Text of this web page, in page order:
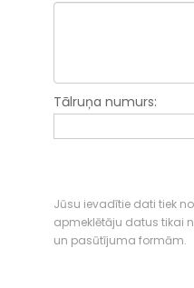
Tālruņa numurs:
Jūsu ievadītie dati tiek
apmeklētāju datus tikai
un pasūtījuma formām.